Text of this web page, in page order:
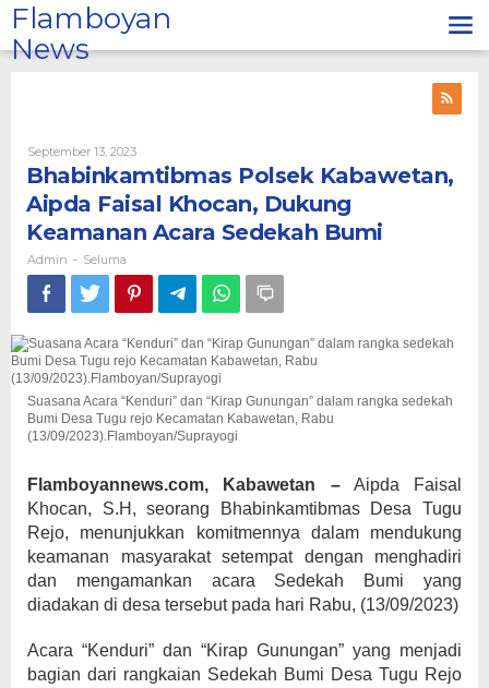
Lewati
ke
konten
Flamboyan
News
September 13, 2023Oleh
Admin
Bhabinkamtibmas Polsek Kabawetan,
Aipda Faisal Khocan, Dukung
Keamanan Acara Sedekah Bumi
Admin - Seluma
Suasana Acara “Kenduri” dan “Kirap Gunungan” dalam rangka sedekah
Bumi Desa Tugu rejo Kecamatan Kabawetan, Rabu
(13/09/2023).Flamboyan/Suprayogi
Flamboyannews.com, Kabawetan –Aipda Faisal
Khocan, S.H, seorang Bhabinkamtibmas Desa Tugu
Rejo, menunjukkan komitmennya dalam mendukung
keamanan masyarakat setempat dengan menghadiri
dan mengamankan acara Sedekah Bumi yang
diadakan di desa tersebut pada hari Rabu, (13/09/2023)
Acara “Kenduri” dan “Kirap Gunungan” yang menjadi
bagian dari rangkaian Sedekah Bumi Desa Tugu Rejo